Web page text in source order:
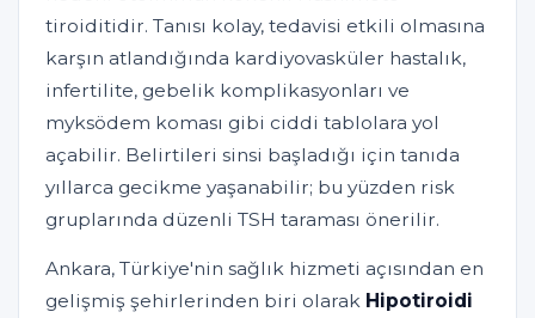
tiroiditidir. Tanısı kolay, tedavisi etkili olmasına
karşın atlandığında kardiyovasküler hastalık,
infertilite, gebelik komplikasyonları ve
myksödem koması gibi ciddi tablolara yol
açabilir. Belirtileri sinsi başladığı için tanıda
yıllarca gecikme yaşanabilir; bu yüzden risk
gruplarında düzenli TSH taraması önerilir.
Ankara, Türkiye'nin sağlık hizmeti açısından en
gelişmiş şehirlerinden biri olarak Hipotiroidi